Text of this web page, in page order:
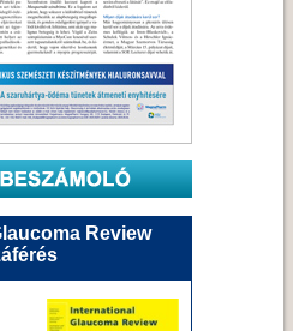
Review